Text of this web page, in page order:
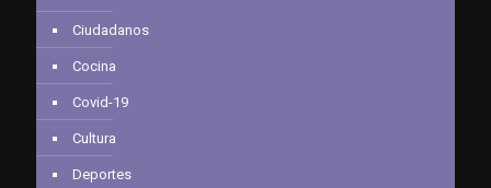
Ciudadanos
Cocina
Covid-19
Cultura
Deportes